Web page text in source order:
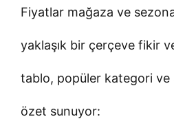
Fiyatlar mağaza ve
yaklaşık bir çerçeve fikir
tablo, popüler kategori ve
özet sunuyor: